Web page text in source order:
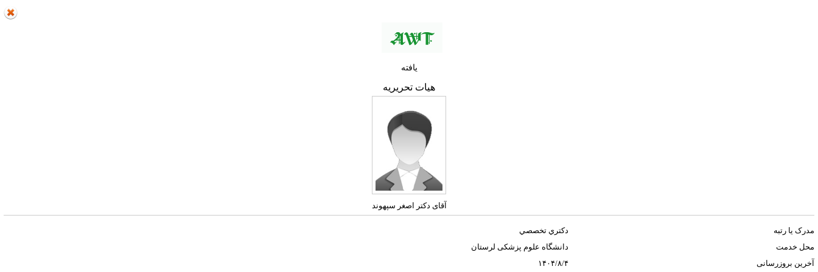
یافته
هیات تحریریه
آقای دکتر اصغر سپهوند
مدرک یا رتبه
دكتري تخصصي
محل خدمت
دانشگاه علوم پزشکی لرستان
آخرین بروزرسانی
۱۴۰۴/۸/۴